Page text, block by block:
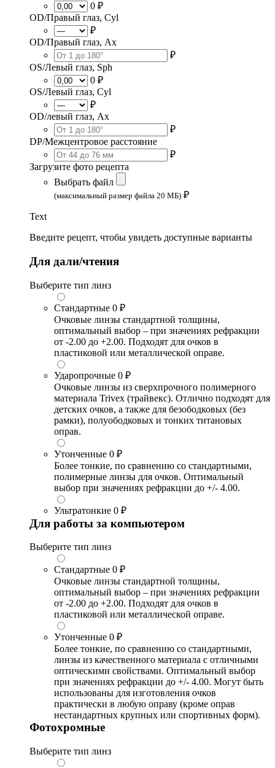
0 ₽
OD/Правый глаз, Cyl
₽
OD/Правый глаз, Ax
₽
OS/Левый глаз, Sph
0 ₽
OS/Левый глаз, Cyl
₽
OD/левый глаз, Ax
₽
DP/Межцентровое расстояние
₽
Загрузите фото рецепта
Выбрать файл
(максимальный размер файла 20 МБ) ₽
Text
Введите рецепт, чтобы увидеть доступные варианты
Для дали/чтения
Выберите тип линз
Стандартные 0 ₽
Очковые линзы стандартной толщины,
оптимальный выбор – при значениях рефракции
от -2.00 до +2.00. Подходят для очков в
пластиковой или металлической оправе.
Ударопрочные 0 ₽
Очковые линзы из сверхпрочного полимерного
материала Trivex (трайвекс). Отлично подходят для
детских очков, а также для безободковых (без
рамки), полуободковых и тонких титановых
оправ.
Утонченные 0 ₽
Более тонкие, по сравнению со стандартными,
полимерные линзы для очков. Оптимальный
выбор при значениях рефракции до +/- 4.00.
Ультратонкие 0 ₽
Для работы за компьютером
Выберите тип линз
Стандартные 0 ₽
Очковые линзы стандартной толщины,
оптимальный выбор – при значениях рефракции
от -2.00 до +2.00. Подходят для очков в
пластиковой или металлической оправе.
Утонченные 0 ₽
Более тонкие, по сравнению со стандартными,
линзы из качественного материала с отличными
оптическими свойствами. Оптимальный выбор
при значениях рефракции до +/- 4.00. Могут быть
использованы для изготовления очков
практически в любую оправу (кроме оправ
нестандартных крупных или спортивных форм).
Фотохромные
Выберите тип линз